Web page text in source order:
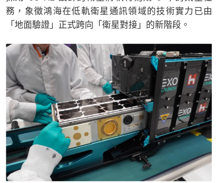
務，象徵鴻海在低軌衛星通訊領域的技術實力已由
「地面驗證」正式跨向「衛星對接」的新階段。